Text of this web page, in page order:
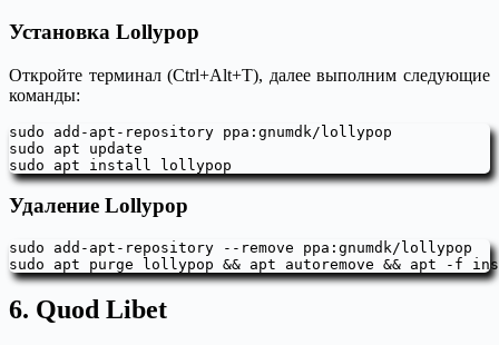
Установка Lollypop
Откройте терминал (Ctrl+Alt+T), далее выполним следующие
команды:
sudo add-apt-repository ppa:gnumdk/lollypop
sudo apt update
sudo apt install lollypop
Удаление Lollypop
sudo add-apt-repository --remove ppa:gnumdk/lollypop
sudo apt purge lollypop && apt autoremove && apt -f
6. Quod Libet